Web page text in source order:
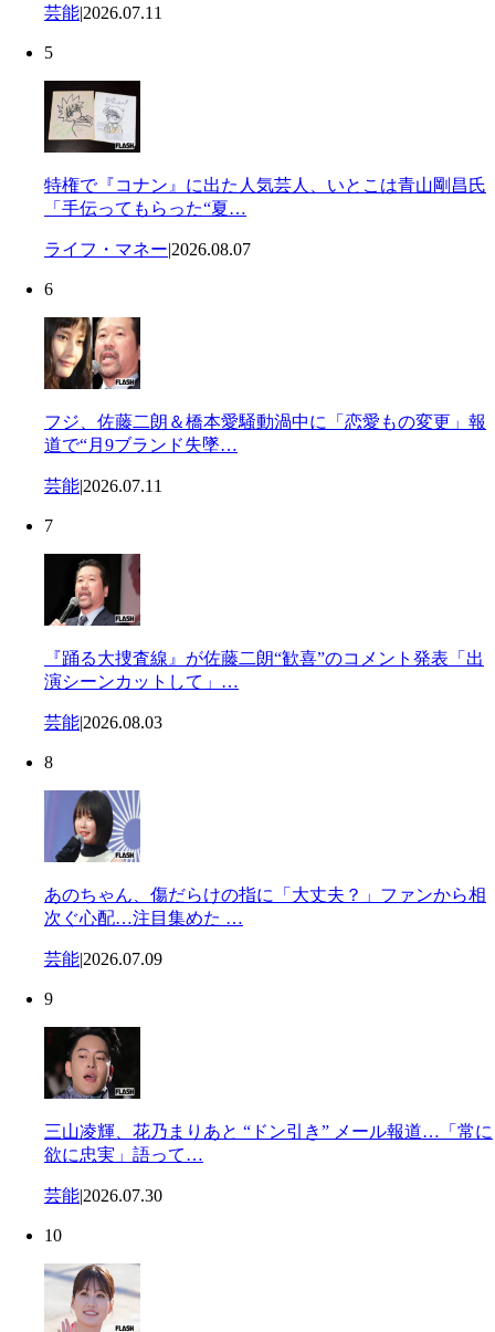
芸能|2026.07.11
5
特権で『コナン』に出た人気芸人、いとこは青山剛昌氏
「手伝ってもらった“夏…
ライフ・マネー|2026.08.07
6
フジ、佐藤二朗＆橋本愛騒動渦中に「恋愛もの変更」報
道で“月9ブランド失墜…
芸能|2026.07.11
7
『踊る大捜査線』が佐藤二朗“歓喜”のコメント発表「出
演シーンカットして」…
芸能|2026.08.03
8
あのちゃん、傷だらけの指に「大丈夫？」ファンから相
次ぐ心配…注目集めた …
芸能|2026.07.09
9
三山凌輝、花乃まりあと “ドン引き” メール報道…「常に
欲に忠実」語って…
芸能|2026.07.30
10